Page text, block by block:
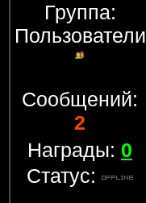
Группа:
Пользователи
Сообщений:
2
Награды: 0
Статус: